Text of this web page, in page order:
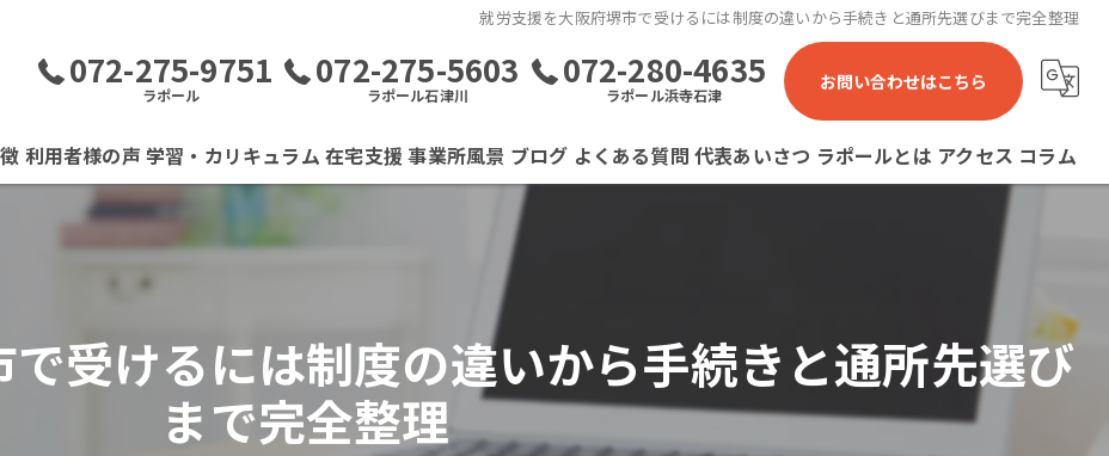
就労支援を大阪府堺市で受けるには制度の違いから手続きと通所先選びまで完全整理
072-275-9751
ラポール
072-275-5603
ラポール石津川
072-280-4635
ラポール浜寺石津
お問い合わせはこちら
利用者様の声 学習・カリキュラム 在宅支援 事業所風景 ブログ よくある質問 代表あいさつ ラポールとは アクセス
ラポール石津川 就労継続支援B型事業所
ラポール浜寺石津 就労継続支援B型事業所
コラム
受けるには制度の違いから手続きと通所先選び
まで完全整理